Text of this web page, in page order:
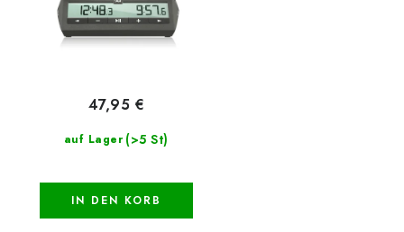
auf Lager (>5 St)
47,95 €
IN DEN KORB